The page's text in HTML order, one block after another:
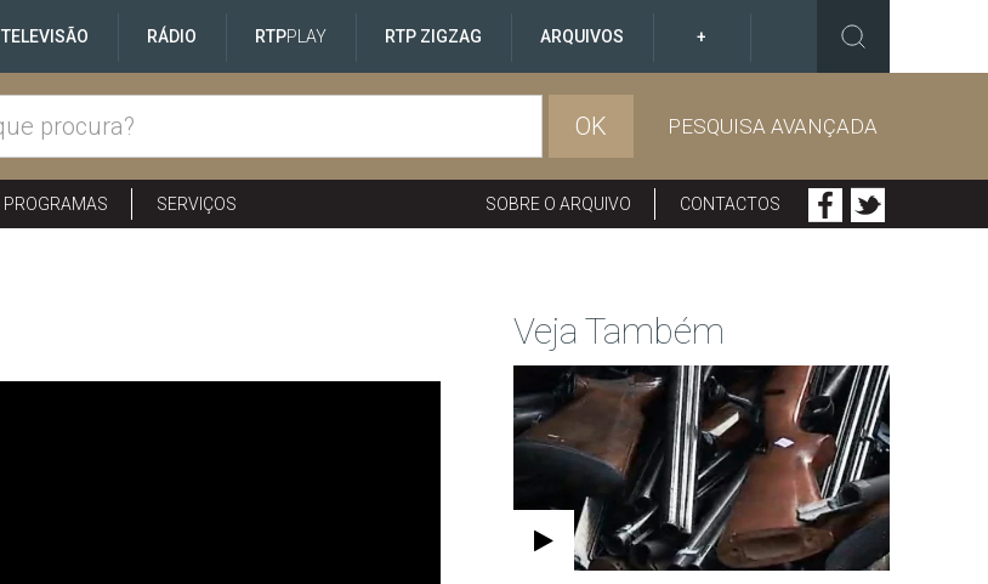
TELEVISÃO RÁDIO RTPPLAY RTP ZIGZAG ARQUIVOS +
OK PESQUISA AVANÇADA
PROGRAMAS SERVIÇOS SOBRE O ARQUIVO CONTACTOS
Veja Também